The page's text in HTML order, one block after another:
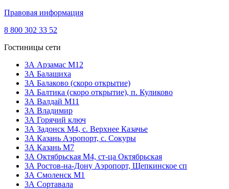
Правовая информация
8 800 302 33 52
Гостиницы сети
3А Арзамас М12
3А Балашиха
3А Балаково (скоро открытие)
ЗА Балтика (скоро открытие), п. Куликово
ЗА Валдай M11
ЗА Владимир
3А Горячий ключ
3А Задонск М4, с. Верхнее Казачье
3А Казань Аэропорт, с. Сокуры
3А Казань М7
3А Октябрьская М4, ст-ца Октябрьская
3А Ростов-на-Дону Аэропорт, Щепкинское сп
ЗА Смоленск М1
3А Сортавала